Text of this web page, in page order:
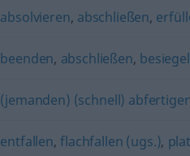
absolvieren, abschließen,
beenden, abschließen,
(jemanden) (schnell)
entfallen,flachfallen (ugs.),